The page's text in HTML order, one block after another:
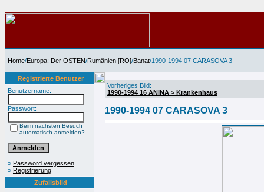
Home/Europa: Der OSTEN/Rumänien [RO]/Banat/1990-1994 07 CARASOVA 3
Registrierte Benutzer
Benutzername:
Passwort:
Beim nächsten Besuch
automatisch anmelden?
» Password vergessen
» Registrierung
Zufallsbild
Vorheriges Bild:
1990-1994 16 ANINA > Krankenhaus
1990-1994 07 CARASOVA 3